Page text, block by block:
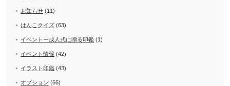
お知らせ (11)
はんこクイズ (63)
イベントー成人式に贈る印鑑 (1)
イベント情報 (42)
イラスト印鑑 (43)
オプション (66)